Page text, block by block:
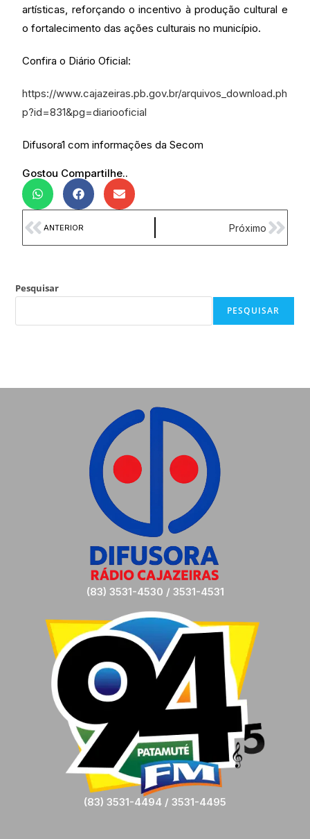
artísticas, reforçando o incentivo à produção cultural e
o fortalecimento das ações culturais no município.
Confira o Diário Oficial:
https://www.cajazeiras.pb.gov.br/arquivos_download.ph
p?id=831&pg=diariooficial
Difusora1 com informações da Secom
Gostou Compartilhe..
ANTERIOR Próximo
Pesquisar
PESQUISAR
(83) 3531-4530 / 3531-4531
(83) 3531-4494 / 3531-4495